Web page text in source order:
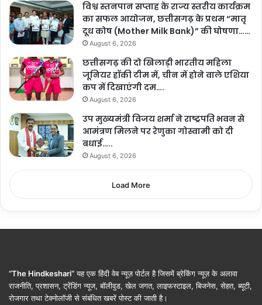
विश्व स्तनपान सप्ताह के राज्य स्तरीय कार्यक्रम
का सफल आयोजन, छत्तीसगढ़ के प्रथम “मातृ
दूध कोष (Mother Milk Bank)” की घोषणा……
August 6, 2026
छत्तीसगढ़ की दो खिलाड़ी भारतीय महिला
जूनियर हॉकी टीम में, चीन में होने वाले एशिया
कप में दिखाएंगी दम….
August 6, 2026
उप मुख्यमंत्री विजय शर्मा ने राष्ट्रपति भवन से
आमंत्रण मिलने पर रेणुका गोस्वामी को दी
बधाई…..
August 6, 2026
Load More
“The Hindkeshari”यह एक हिंदी वेब न्यूज़ पोर्टल है जिसमें ब्रेकिंग न्यूज़ के अलावा
राजनीति, प्रशासन, ट्रेंडिंग न्यूज, बॉलीवुड, खेल जगत, लाइफस्टाइल, बिजनेस, सेहत, ब्यूटी,
रोजगार तथा टेक्नोलॉजी से संबंधित खबरें पोस्ट की जाती है।